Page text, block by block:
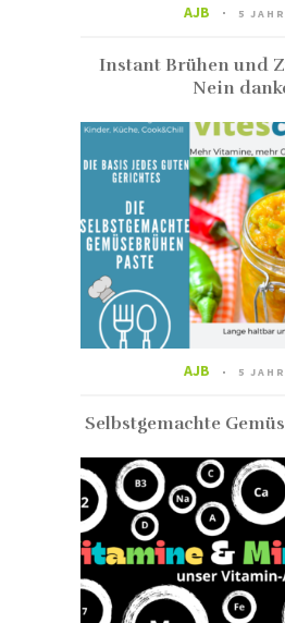
AJB 5
Instant Brühen und
Nein
AJB 5
Selbstgemachte